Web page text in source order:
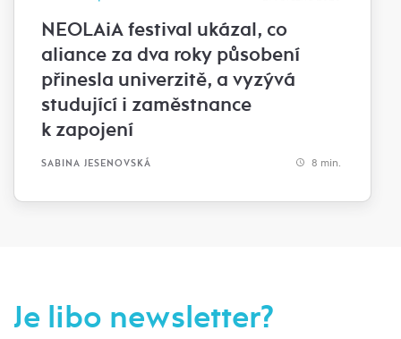
NEOLAiA festival ukázal, co
aliance za dva roky působení
přinesla univerzitě, a vyzývá
studující i zaměstnance
k zapojení
SABINA JESENOVSKÁ 8 min.
Je libo newsletter?